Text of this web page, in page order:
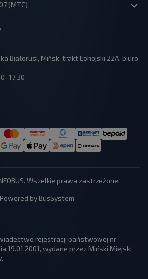
(МТС)
Białorusi, Mińsk, trakt Łohojski 22A, biuro
Wszelkie prawa zastrzeżone.
Powered by BusSystem
rejestracji państwowej nr
19.01.2001, wydane przez Miński Miejski